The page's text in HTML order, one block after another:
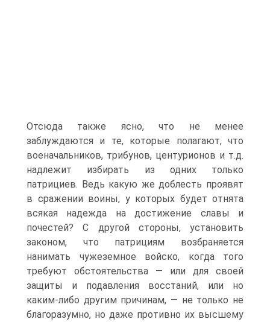
Отсюда также ясно, что не менее
заблуждаются и те, которые полагают, что
военачальников, трибунов, центурионов и т.д.
надлежит избирать из одних только
патрициев. Ведь какую же доблесть проявят
в сражении воины, у которых будет отнята
всякая надежда на достижение славы и
почестей? С другой стороны, установить
законом, что патрициям возбраняется
нанимать чужеземное войско, когда того
требуют обстоятельства — или для своей
защиты и подавления восстаний, или но
каким-либо другим причинам, — не только не
благоразумно, но даже противно их высшему